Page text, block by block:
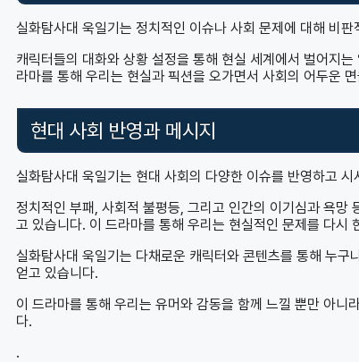
실화탐사대 욱일기는 정치적인 이슈나 사회 문제에 대해 비
캐릭터들의 대화와 상황 설정을 통해 현실 세계에서 벌어지
라마를 통해 우리는 현실과 픽션을 오가면서 사회의 어두운
현대 사회 반영과 메시지
실화탐사대 욱일기는 현대 사회의 다양한 이슈를 반영하고
정치적인 부패, 사회적 불평등, 그리고 인간의 이기심과 욕망
고 있습니다. 이 드라마를 통해 우리는 현실적인 문제를 다시
실화탐사대 욱일기는 다채로운 캐릭터와 콘텐츠를 통해 누
얻고 있습니다.
이 드라마를 통해 우리는 유머와 감동을 함께 느낄 뿐만 아니
다.
.